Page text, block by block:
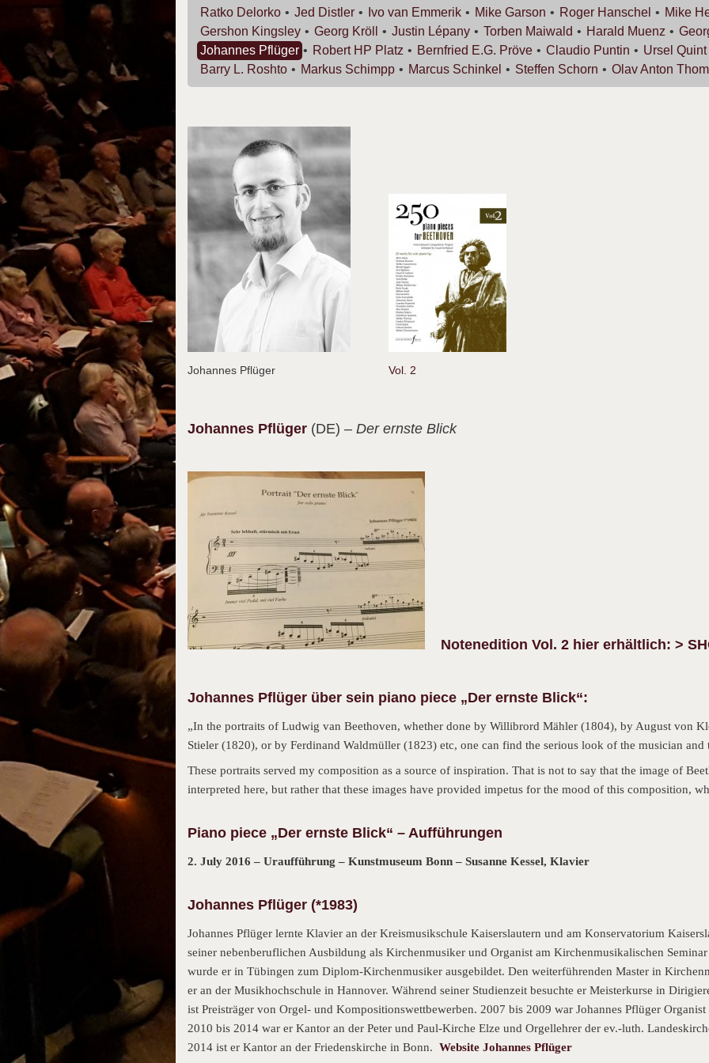
Ratko Delorko Jed Distler Ivo van Emmerik Mike Garson Roger Hanschel Mike
Gershon Kingsley Georg Kröll Justin Lépany Torben Maiwald Harald Muenz
Johannes Pflüger Robert HP Platz Bernfried E.G. Pröve Claudio Puntin Ursel Quint
Barry L. Roshto Markus Schimpp Marcus Schinkel Steffen Schorn Olav Anton
Johannes Pflüger Vol. 2
Johannes Pflüger (DE) – Der ernste Blick
Notenedition Vol. 2 hier erhältlich: >
Johannes Pflüger über sein piano piece „Der ernste Blick“:
„In the portraits of Ludwig van Beethoven, whether done by Willibrord Mähler (1804), by August von
Stieler (1820), or by Ferdinand Waldmüller (1823) etc, one can find the serious look of the musician and
These portraits served my composition as a source of inspiration. That is not to say that the image of
interpreted here, but rather that these images have provided impetus for the mood of this composition,
Piano piece „Der ernste Blick“ – Aufführungen
2. July 2016 – Uraufführung – Kunstmuseum Bonn – Susanne Kessel, Klavier
Johannes Pflüger (*1983)
Johannes Pflüger lernte Klavier an der Kreismusikschule Kaiserslautern und am Konservatorium
seiner nebenberuflichen Ausbildung als Kirchenmusiker und Organist am Kirchenmusikalischen
wurde er in Tübingen zum Diplom-Kirchenmusiker ausgebildet. Den weiterführenden Master in
er an der Musikhochschule in Hannover. Während seiner Studienzeit besuchte er Meisterkurse in
ist Preisträger von Orgel- und Kompositionswettbewerben. 2007 bis 2009 war Johannes Pflüger
2010 bis 2014 war er Kantor an der Peter und Paul-Kirche Elze und Orgellehrer der ev.-luth.
2014 ist er Kantor an der Friedenskirche in Bonn. Website Johannes Pflüger